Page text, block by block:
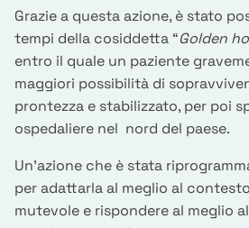
Grazie a questa azione, è stato
tempi della cosiddetta “Golden
entro il quale un paziente
maggiori possibilità di
prontezza e stabilizzato, per poi
ospedaliere nel nord del paese.
Un'azione che è stata
per adattarla al meglio al
mutevole e rispondere al meglio